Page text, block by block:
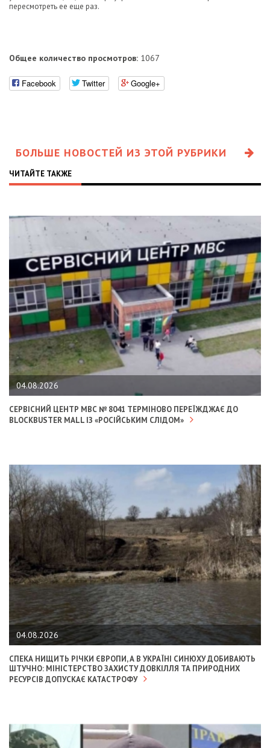
пересмотреть ее еще раз.
Общее количество просмотров: 1067
Facebook Twitter Google+
БОЛЬШЕ НОВОСТЕЙ ИЗ ЭТОЙ РУБРИКИ
ЧИТАЙТЕ ТАКЖЕ
04.08.2026
СЕРВІСНИЙ ЦЕНТР МВС № 8041 ТЕРМІНОВО ПЕРЕЇЖДЖАЄ ДО
BLOCKBUSTER MALL ІЗ «РОСІЙСЬКИМ СЛІДОМ»
04.08.2026
СПЕКА НИЩИТЬ РІЧКИ ЄВРОПИ, А В УКРАЇНІ СИНЮХУ ДОБИВАЮТЬ
ШТУЧНО: МІНІСТЕРСТВО ЗАХИСТУ ДОВКІЛЛЯ ТА ПРИРОДНИХ
РЕСУРСІВ ДОПУСКАЄ КАТАСТРОФУ